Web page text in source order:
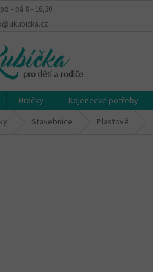
- pá 8 - 16,30
Hračky Kojenecké potřeby
Stavebnice Plastové